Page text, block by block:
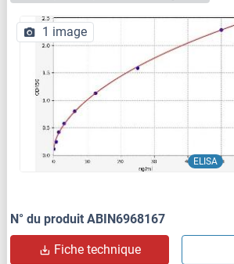
ELISA
1 image
N° du produit ABIN6968167
Fiche technique